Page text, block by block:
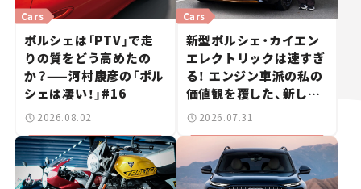
ポルシェは「PTV」で走
りの質をどう高めたの
か？——河村康彦の「ポル
シェは凄い！」#16
Cars
2026.08.02
新型ポルシェ・カイエン
エレクトリックは速すぎ
る！ エンジン車派の私の
価値観を覆した、新しい
ポルシェの走り。
Cars
2026.07.31